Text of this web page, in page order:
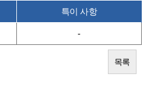
특이 사항
-
목록